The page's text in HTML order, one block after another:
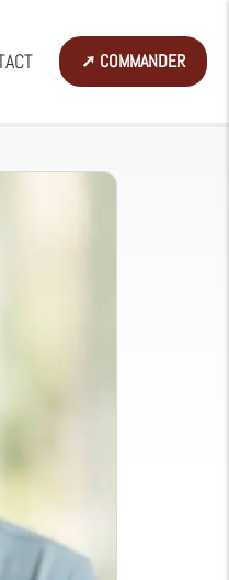
➚ COMMANDER